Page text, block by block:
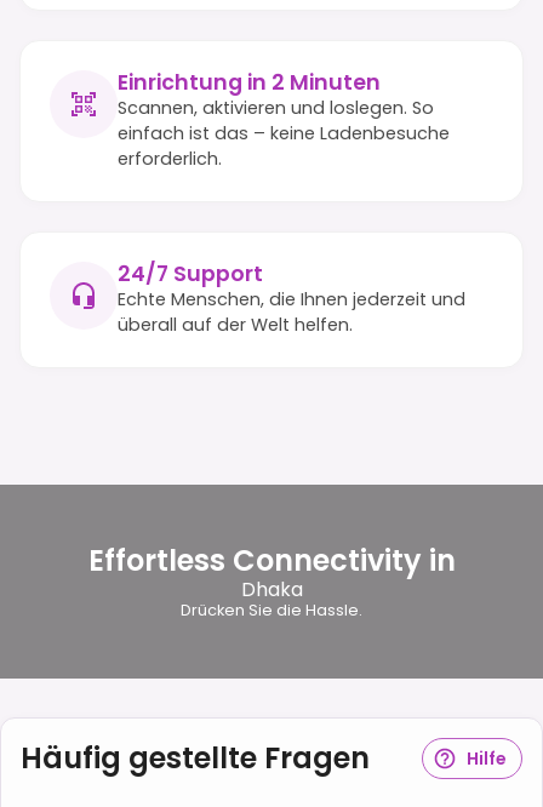
Einrichtung in 2 Minuten
Scannen, aktivieren und loslegen. So
einfach ist das – keine Ladenbesuche
erforderlich.
24/7 Support
Echte Menschen, die Ihnen jederzeit und
überall auf der Welt helfen.
Effortless Connectivity in
Dhaka
Drücken Sie die Hassle.
Häufig gestellte Fragen Hilfe